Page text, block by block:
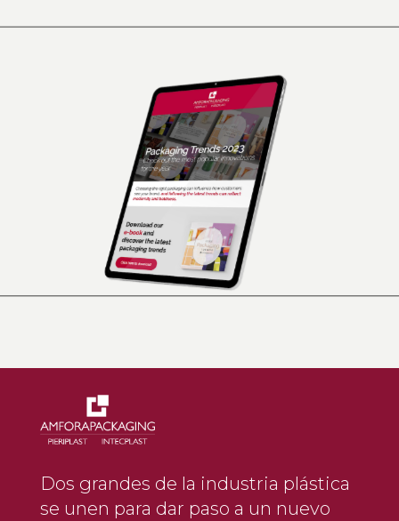
Dos grandes de la industria plástica
se unen para dar paso a un nuevo